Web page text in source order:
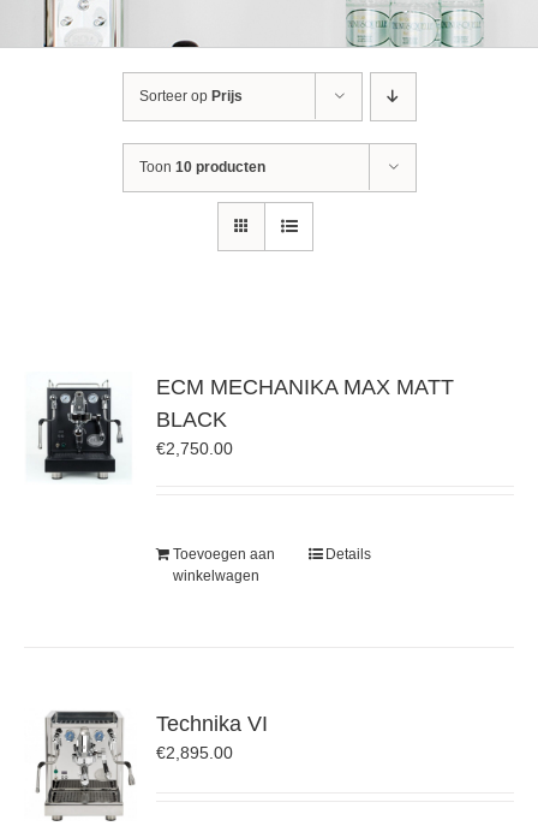
Sorteer op Prijs
Toon 10 producten
ECM MECHANIKA MAX MATT
BLACK
€2,750.00
Toevoegen aan
winkelwagen
Details
Technika VI
€2,895.00